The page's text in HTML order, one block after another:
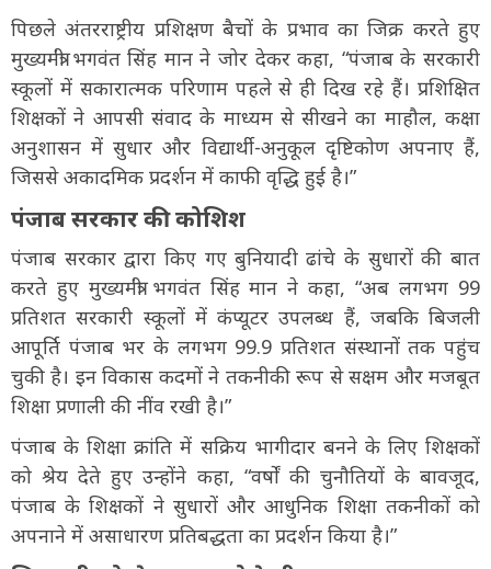
पिछले अंतरराष्ट्रीय प्रशिक्षण बैचों के प्रभाव का जिक्र करते हुए
मुख्यमंत्री भगवंत सिंह मान ने जोर देकर कहा, “पंजाब के सरकारी
स्कूलों में सकारात्मक परिणाम पहले से ही दिख रहे हैं। प्रशिक्षित
शिक्षकों ने आपसी संवाद के माध्यम से सीखने का माहौल, कक्षा
अनुशासन में सुधार और विद्यार्थी-अनुकूल दृष्टिकोण अपनाए हैं,
जिससे अकादमिक प्रदर्शन में काफी वृद्धि हुई है।”
पंजाब सरकार की कोशिश
पंजाब सरकार द्वारा किए गए बुनियादी ढांचे के सुधारों की बात
करते हुए मुख्यमंत्री भगवंत सिंह मान ने कहा, “अब लगभग 99
प्रतिशत सरकारी स्कूलों में कंप्यूटर उपलब्ध हैं, जबकि बिजली
आपूर्ति पंजाब भर के लगभग 99.9 प्रतिशत संस्थानों तक पहुंच
चुकी है। इन विकास कदमों ने तकनीकी रूप से सक्षम और मजबूत
शिक्षा प्रणाली की नींव रखी है।”
पंजाब के शिक्षा क्रांति में सक्रिय भागीदार बनने के लिए शिक्षकों
को श्रेय देते हुए उन्होंने कहा, “वर्षों की चुनौतियों के बावजूद,
पंजाब के शिक्षकों ने सुधारों और आधुनिक शिक्षा तकनीकों को
अपनाने में असाधारण प्रतिबद्धता का प्रदर्शन किया है।”